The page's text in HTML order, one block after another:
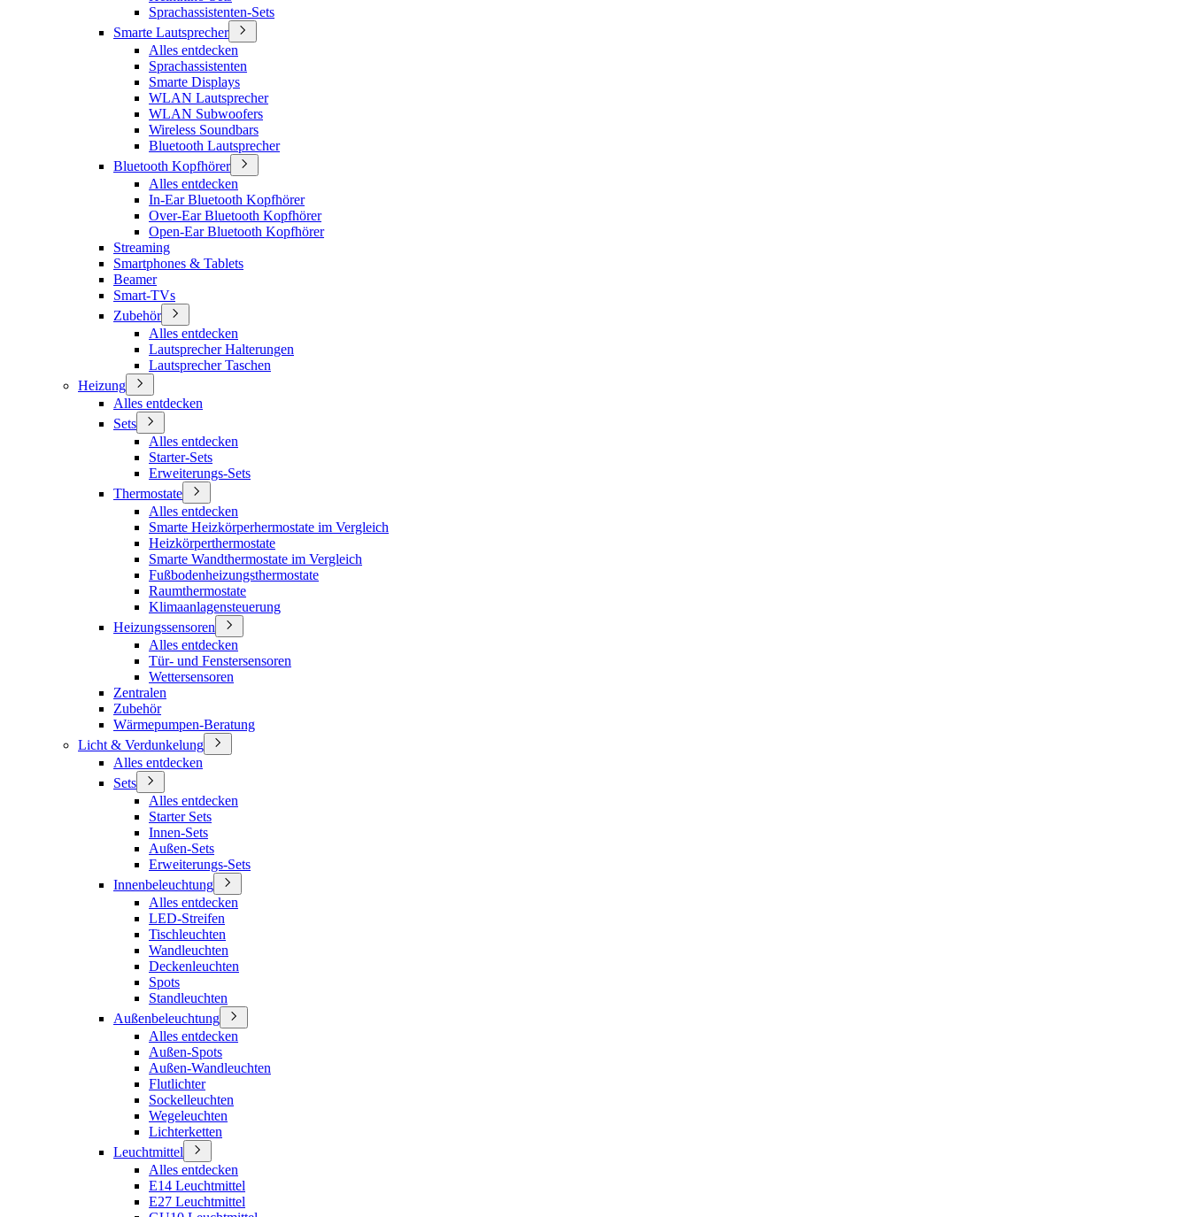
Sprachassistenten-Sets
Smarte Lautsprecher
Alles entdecken
Sprachassistenten
Smarte Displays
WLAN Lautsprecher
WLAN Subwoofers
Wireless Soundbars
Bluetooth Lautsprecher
Bluetooth Kopfhörer
Alles entdecken
In-Ear Bluetooth Kopfhörer
Over-Ear Bluetooth Kopfhörer
Open-Ear Bluetooth Kopfhörer
Streaming
Smartphones & Tablets
Beamer
Smart-TVs
Zubehör
Alles entdecken
Lautsprecher Halterungen
Lautsprecher Taschen
Heizung
Alles entdecken
Sets
Alles entdecken
Starter-Sets
Erweiterungs-Sets
Thermostate
Alles entdecken
Smarte Heizkörperhermostate im Vergleich
Heizkörperthermostate
Smarte Wandthermostate im Vergleich
Fußbodenheizungsthermostate
Raumthermostate
Klimaanlagensteuerung
Heizungssensoren
Alles entdecken
Tür- und Fenstersensoren
Wettersensoren
Zentralen
Zubehör
Wärmepumpen-Beratung
Licht & Verdunkelung
Alles entdecken
Sets
Alles entdecken
Starter Sets
Innen-Sets
Außen-Sets
Erweiterungs-Sets
Innenbeleuchtung
Alles entdecken
LED-Streifen
Tischleuchten
Wandleuchten
Deckenleuchten
Spots
Standleuchten
Außenbeleuchtung
Alles entdecken
Außen-Spots
Außen-Wandleuchten
Flutlichter
Sockelleuchten
Wegeleuchten
Lichterketten
Leuchtmittel
Alles entdecken
E14 Leuchtmittel
E27 Leuchtmittel